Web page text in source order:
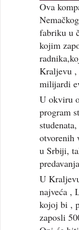
Ova
fabriku u
kojim
Kraljevu
milijardi
U okviru
program
otvorenih
u Srbiji,
U
najveća ,
kojoj bi ,
zaposli